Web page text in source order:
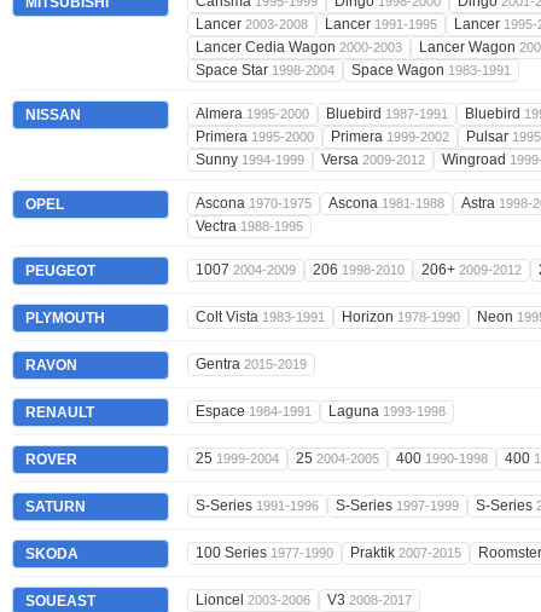
Lancer 2003-2008 Lancer 1991-1995 Lancer 1995-
Lancer Cedia Wagon 2000-2003 Lancer Wagon
Space Star 1998-2004 Space Wagon 1983-1991
NISSAN Almera 1995-2000 Bluebird 1987-1991 Bluebird
Primera 1995-2000 Primera 1999-2002 Pulsar
Sunny 1994-1999 Versa 2009-2012 Wingroad
OPEL Ascona 1970-1975 Ascona 1981-1988 Astra 1998-
Vectra 1988-1995
PEUGEOT 1007 2004-2009 206 1998-2010 206+ 2009-2012
PLYMOUTH Colt Vista 1983-1991 Horizon 1978-1990 Neon
RAVON Gentra 2015-2019
RENAULT Espace 1984-1991 Laguna 1993-1998
ROVER 25 1999-2004 25 2004-2005 400 1990-1998 400
SATURN S-Series 1991-1996 S-Series 1997-1999 S-Series
SKODA 100 Series 1977-1990 Praktik 2007-2015
SOUEAST Lioncel 2003-2006 V3 2008-2017